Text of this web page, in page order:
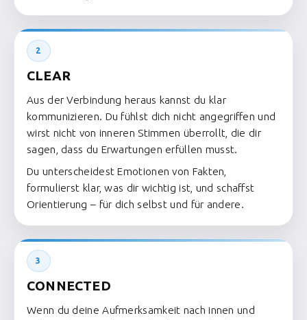
2
CLEAR
Aus der Verbindung heraus kannst du klar
kommunizieren. Du fühlst dich nicht angegriffen und
wirst nicht von inneren Stimmen überrollt, die dir
sagen, dass du Erwartungen erfüllen musst.
Du unterscheidest Emotionen von Fakten,
formulierst klar, was dir wichtig ist, und schaffst
Orientierung – für dich selbst und für andere.
3
CONNECTED
Wenn du deine Aufmerksamkeit nach innen und